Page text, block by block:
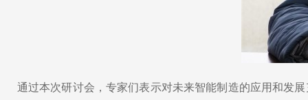
通过本次研讨会，专家们表示对未来智能制造的应用和发展